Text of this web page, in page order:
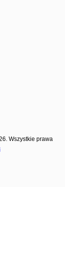
Wszystkie prawa